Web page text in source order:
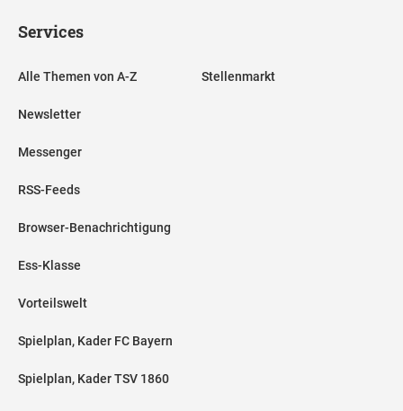
Services
Alle Themen von A-Z
Newsletter
Messenger
RSS-Feeds
Browser-Benachrichtigung
Ess-Klasse
Vorteilswelt
Spielplan, Kader FC Bayern
Spielplan, Kader TSV 1860
Stellenmarkt